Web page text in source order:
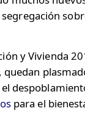
y Vivienda
para el